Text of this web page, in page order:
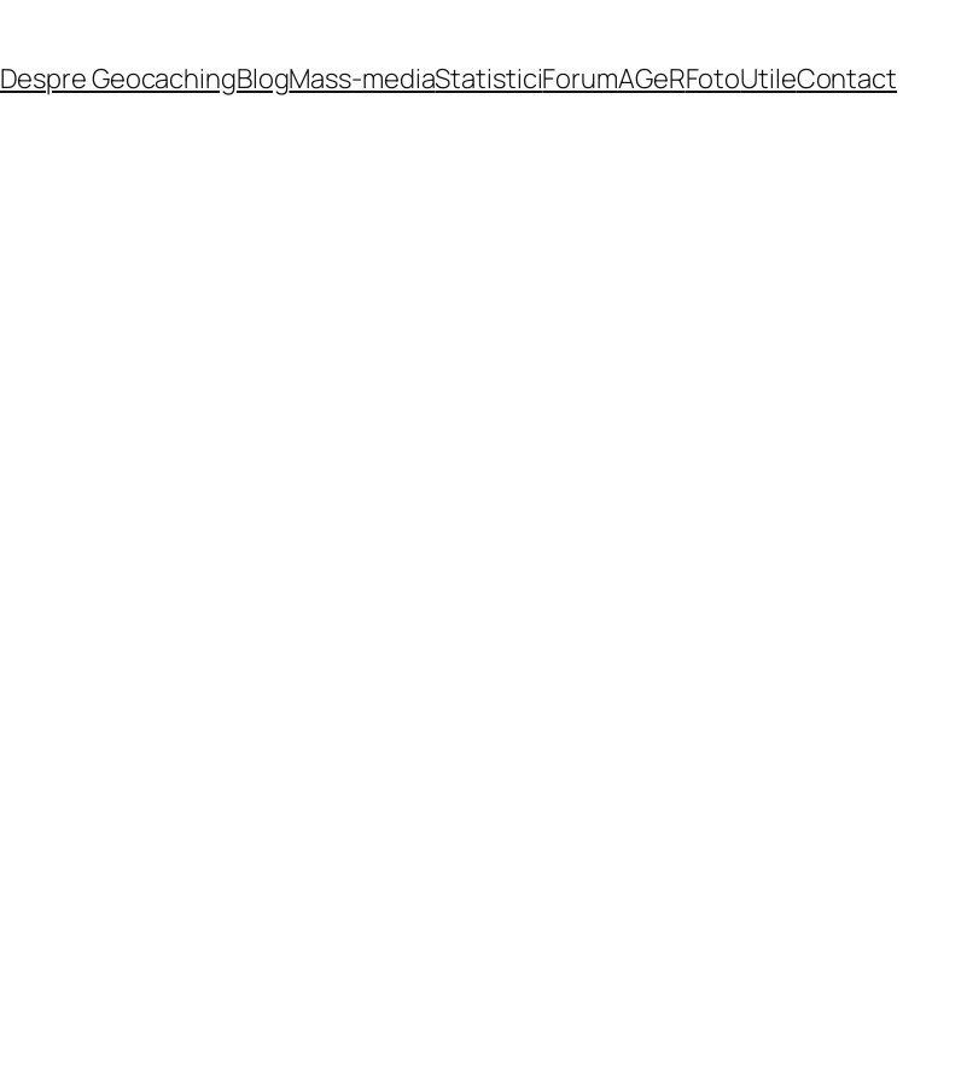
Despre GeocachingBlogMass-mediaStatisticiForumAGeRFotoUtileContact